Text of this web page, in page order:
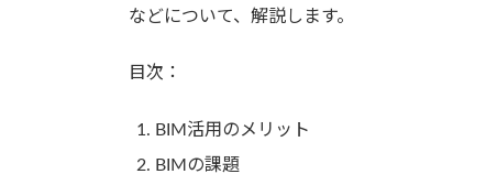
などについて、解説します。
目次：
BIM活用のメリット
BIMの課題